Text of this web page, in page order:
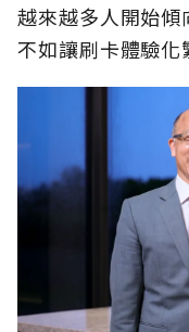
越來越多人開始傾
不如讓刷卡體驗化